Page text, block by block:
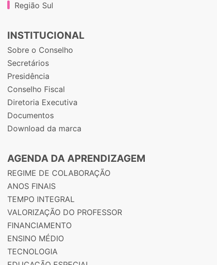
Região Sul
INSTITUCIONAL
Sobre o Conselho
Secretários
Presidência
Conselho Fiscal
Diretoria Executiva
Documentos
Download da marca
AGENDA DA APRENDIZAGEM
REGIME DE COLABORAÇÃO
ANOS FINAIS
TEMPO INTEGRAL
VALORIZAÇÃO DO PROFESSOR
FINANCIAMENTO
ENSINO MÉDIO
TECNOLOGIA